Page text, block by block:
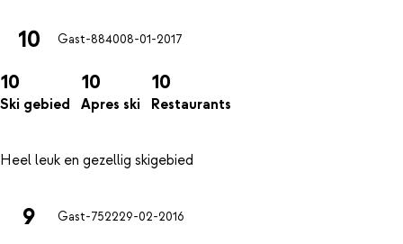
10 Gast-884008-01-2017
10
Ski gebied
10
Apres ski
10
Restaurants
9 Gast-752229-02-2016